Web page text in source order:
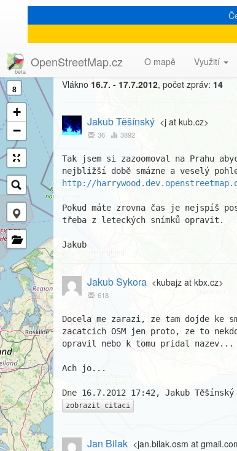
OpenStreetMap.cz O mapě Využití
8
+
−
[Talk-cz] Praha bude
Vlákno 16.7. - 17.7.2012, počet zpráv: 14
Jakub Těšínský <j at kub.cz>
36 3892
Tak jsem si zazoomoval na Prahu
http://
Pokud máte zrovna čas je nejspíš
třeba z leteckých snímků opravit.
Jakub
Jakub Sykora <kubajz at kbx.cz>
618
Docela me zarazi, ze tam dojde ke
zacatcich OSM jen proto, ze to
opravil nebo k tomu pridal nazev...
Ach jo...
zobrazit citaci
Jan Bilak <jan.bilak.osm at